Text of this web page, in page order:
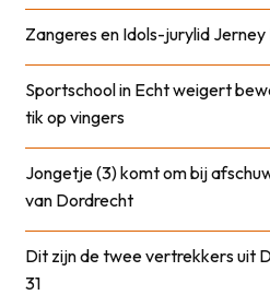
Zangeres en Idols-jurylid
Sportschool in Echt weigert
tik op vingers
Jongetje (3) komt om bij
van Dordrecht
Dit zijn de twee vertrekkers uit
31